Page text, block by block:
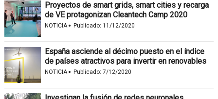
Proyectos de smart grids, smart cities y recarga
de VE protagonizan Cleantech Camp 2020
NOTICIA· Publicado: 11/12/2020
España asciende al décimo puesto en el índice
de países atractivos para invertir en renovables
NOTICIA· Publicado: 7/12/2020